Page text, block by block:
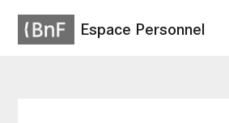
Espace Personnel